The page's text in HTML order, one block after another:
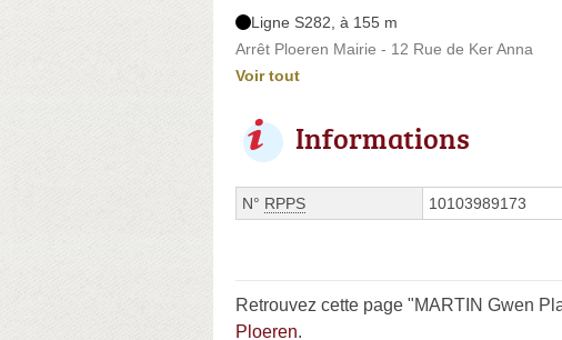
Ligne S282, à 155 m
Arrêt Ploeren Mairie - 12 Rue de Ker Anna
Voir tout
Informations
N° RPPS 10103989173
Retrouvez cette page "MARTIN Gwen
Ploeren.